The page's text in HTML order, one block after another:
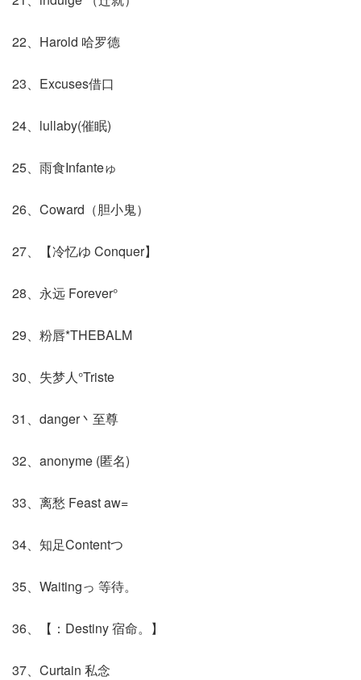
22、Harold 哈罗德
23、Excuses借口
24、lullaby(催眠)
25、雨食Infanteゅ
26、Coward（胆小鬼）
27、【冷忆ゆ Conquer】
28、永远 Forever°
29、粉唇*THEBALM
30、失梦人°Triste
31、danger丶至尊
32、anonyme (匿名)
33、离愁 Feast aw=
34、知足Contentつ
35、Waitingっ 等待。
36、【：Destiny 宿命。】
37、Curtain 私念